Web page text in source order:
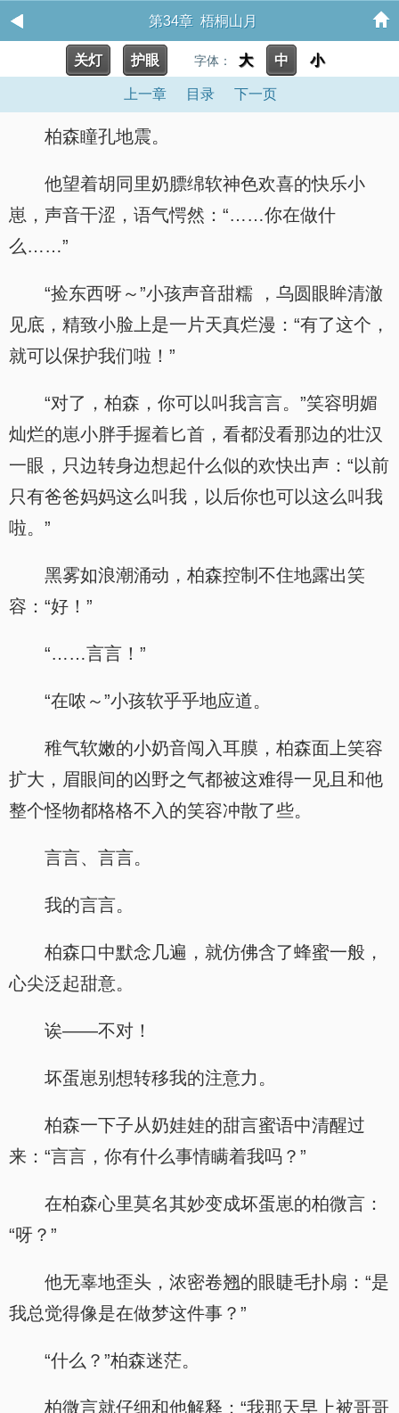
第34章 梧桐山月
关灯 护眼 字体： 大 中 小
上一章 目录 下一页
柏森瞳孔地震。
他望着胡同里奶膘绵软神色欢喜的快乐小
崽，声音干涩，语气愕然：“……你在做什
么……”
“捡东西呀～”小孩声音甜糯 ，乌圆眼眸清澈
见底，精致小脸上是一片天真烂漫：“有了这个，
就可以保护我们啦！”
“对了，柏森，你可以叫我言言。”笑容明媚
灿烂的崽小胖手握着匕首，看都没看那边的壮汉
一眼，只边转身边想起什么似的欢快出声：“以前
只有爸爸妈妈这么叫我，以后你也可以这么叫我
啦。”
黑雾如浪潮涌动，柏森控制不住地露出笑
容：“好！”
“……言言！”
“在哝～”小孩软乎乎地应道。
稚气软嫩的小奶音闯入耳膜，柏森面上笑容
扩大，眉眼间的凶野之气都被这难得一见且和他
整个怪物都格格不入的笑容冲散了些。
言言、言言。
我的言言。
柏森口中默念几遍，就仿佛含了蜂蜜一般，
心尖泛起甜意。
诶——不对！
坏蛋崽别想转移我的注意力。
柏森一下子从奶娃娃的甜言蜜语中清醒过
来：“言言，你有什么事情瞒着我吗？”
在柏森心里莫名其妙变成坏蛋崽的柏微言：
“呀？”
他无辜地歪头，浓密卷翘的眼睫毛扑扇：“是
我总觉得像是在做梦这件事？”
“什么？”柏森迷茫。
柏微言就仔细和他解释：“我那天早上被哥哥